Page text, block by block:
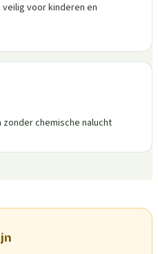
veilig voor kinderen en
chemische nalucht